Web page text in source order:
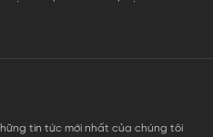
tin tức mới nhất của chúng tôi